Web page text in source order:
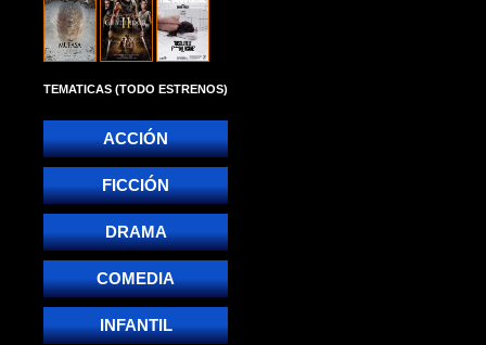
TEMATICAS (TODO ESTRENOS)
ACCIÓN
FICCIÓN
DRAMA
COMEDIA
INFANTIL